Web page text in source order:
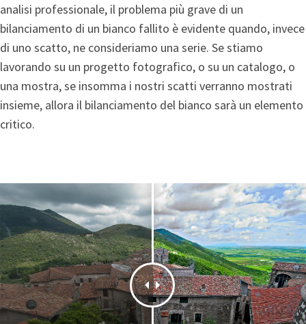
analisi professionale, il problema più grave di un
bilanciamento di un bianco fallito è evidente quando, invece
di uno scatto, ne consideriamo una serie. Se stiamo
lavorando su un progetto fotografico, o su un catalogo, o
una mostra, se insomma i nostri scatti verranno mostrati
insieme, allora il bilanciamento del bianco sarà un elemento
critico.